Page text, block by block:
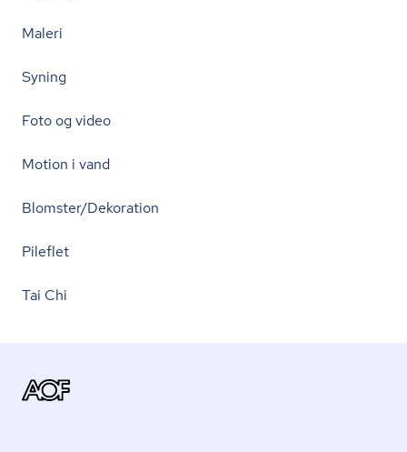
Maleri
Syning
Foto og video
Motion i vand
Blomster/Dekoration
Pileflet
Tai Chi